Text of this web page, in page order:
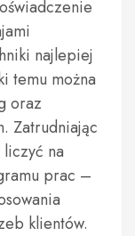
najlepiej
temu można
oraz
Zatrudniając
na
prac –
klientów.